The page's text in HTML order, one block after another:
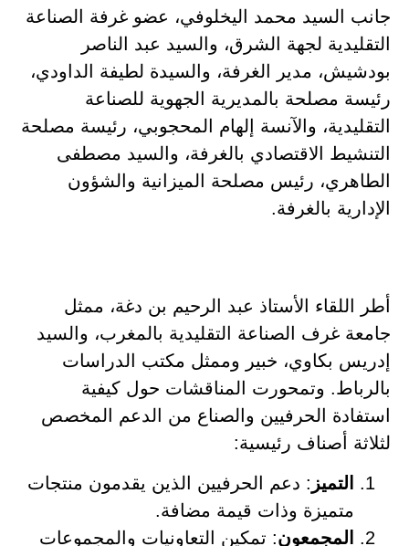
جانب السيد محمد اليخلوفي، عضو غرفة الصناعة
التقليدية لجهة الشرق، والسيد عبد الناصر
بودشيش، مدير الغرفة، والسيدة لطيفة الداودي،
رئيسة مصلحة بالمديرية الجهوية للصناعة
التقليدية، والآنسة إلهام المحجوبي، رئيسة مصلحة
التنشيط الاقتصادي بالغرفة، والسيد مصطفى
الطاهري، رئيس مصلحة الميزانية والشؤون
الإدارية بالغرفة.
أطر اللقاء الأستاذ عبد الرحيم بن دغة، ممثل
جامعة غرف الصناعة التقليدية بالمغرب، والسيد
إدريس بكاوي، خبير وممثل مكتب الدراسات
بالرباط. وتمحورت المناقشات حول كيفية
استفادة الحرفيين والصناع من الدعم المخصص
لثلاثة أصناف رئيسية:
التميز : دعم الحرفيين الذين يقدمون منتجات
متميزة وذات قيمة مضافة.
المجمعون: تمكين التعاونيات والمجموعات